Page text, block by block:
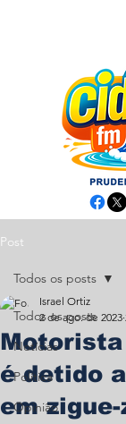
Post
Todos os posts
Notícias
Política
Opinião
Todos os posts
é detido
em
Israel Ortiz
2 de ago. de 2023